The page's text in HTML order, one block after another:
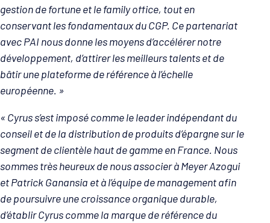
gestion de fortune et le family office, tout en
conservant les fondamentaux du CGP. Ce partenariat
avec PAI nous donne les moyens d’accélérer notre
développement, d’attirer les meilleurs talents et de
bâtir une plateforme de référence à l’échelle
européenne. »
« Cyrus s’est imposé comme le leader indépendant du
conseil et de la distribution de produits d’épargne sur le
segment de clientèle haut de gamme en France. Nous
sommes très heureux de nous associer à Meyer Azogui
et Patrick Ganansia et à l’équipe de management afin
de poursuivre une croissance organique durable,
d’établir Cyrus comme la marque de référence du